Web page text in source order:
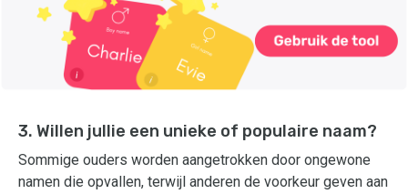
3. Willen jullie een unieke of populaire naam?
Sommige ouders worden aangetrokken door ongewone
namen die opvallen, terwijl anderen de voorkeur geven aan